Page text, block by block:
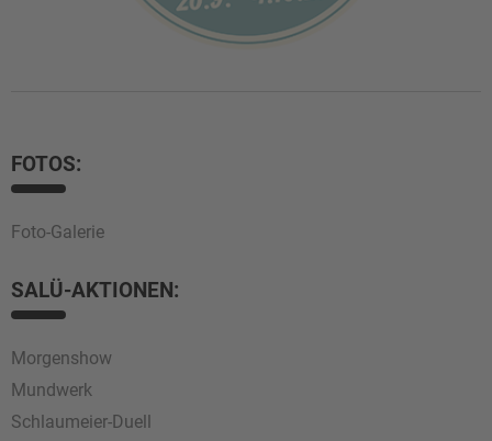
FOTOS:
Foto-Galerie
SALÜ-AKTIONEN:
Morgenshow
Mundwerk
Schlaumeier-Duell